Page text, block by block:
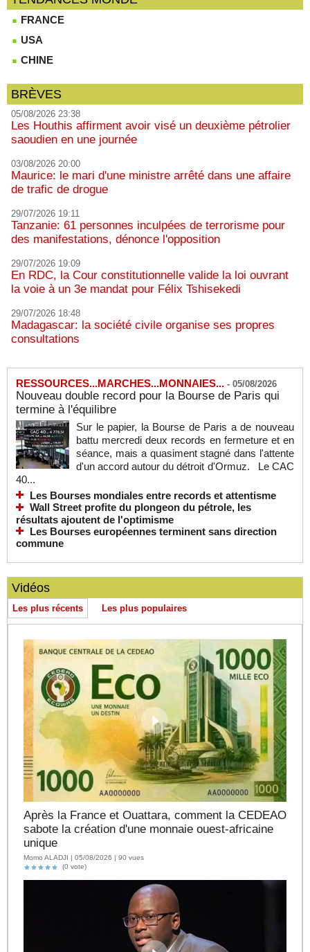
FRANCE
USA
CHINE
BRÈVES
05/08/2026 23:38
Les Houthis affirment avoir visé un deuxième pétrolier
saoudien en une journée
03/08/2026 20:00
Maurice: le mari d'une ministre arrêté dans une affaire
de trafic de drogue
29/07/2026 19:11
Tanzanie: 61 personnes inculpées de terrorisme pour
des manifestations, dénonce l'opposition
29/07/2026 19:09
En RDC, la Cour constitutionnelle valide la loi ouvrant
la voie à un 3e mandat pour Félix Tshisekedi
29/07/2026 18:48
Madagascar: la société civile organise ses propres
consultations
RESSOURCES...MARCHES...MONNAIES... - 05/08/2026
Nouveau double record pour la Bourse de Paris qui
termine à l'équilibre
Sur le papier, la Bourse de Paris a de nouveau
battu mercredi deux records en fermeture et en
séance, mais a quasiment stagné dans l'attente
d'un accord autour du détroit d'Ormuz. Le CAC
40...
Les Bourses mondiales entre records et attentisme
Wall Street profite du plongeon du pétrole, les
résultats ajoutent de l'optimisme
Les Bourses européennes terminent sans direction
commune
Vidéos
Les plus récents Les plus populaires
Après la France et Ouattara, comment la CEDEAO
sabote la création d'une monnaie ouest-africaine
unique
Momo ALADJI | 05/08/2026 | 90 vues
(0 vote)